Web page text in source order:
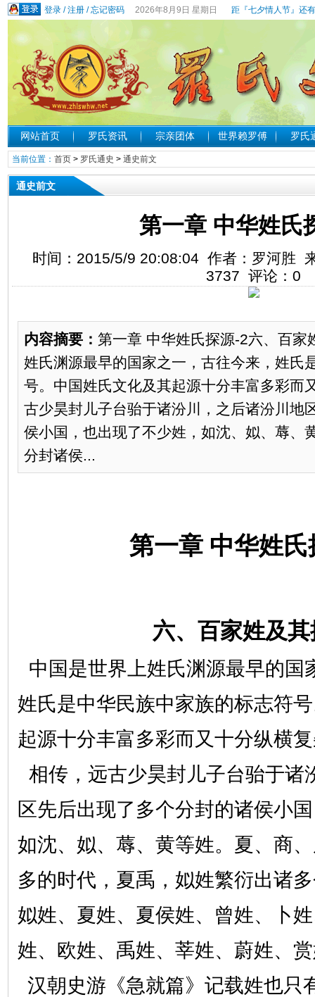
登录/注册/忘记密码 2026年8月9日 星期日 距『七夕情人节』还
网站首页 罗氏资讯 宗亲团体 世界赖罗傅 罗氏
当前位置： 首页> 罗氏通史 > 通史前文
通史前文
第一章 中华姓氏
时间：2015/5/9 20:08:04 作者：罗河胜
3737 评论： 0
内容摘要： 第一章 中华姓氏探源-2六、百家
姓氏渊源最早的国家之一，古往今来，姓氏
号。中国姓氏文化及其起源十分丰富多彩而
古少昊封儿子台骀于诸汾川，之后诸汾川地
侯小国，也出现了不少姓，如沈、姒、蓐、
分封诸侯...
第一章 中华姓氏
六、百家姓及
中国是世界上姓氏渊源最早的国
姓氏是中华民族中家族的标志符
起源十分丰富多彩而又十分纵横
相传，远古少昊封儿子台骀于诸
区先后出现了多个分封的诸侯小
如沈、姒、蓐、黄等姓。夏、商
多的时代，夏禹，姒姓繁衍出诸
姒姓、夏姓、夏侯姓、曾姓、卜
姓、欧姓、禹姓、莘姓、蔚姓、
汉朝史游《急就篇》记载姓也只